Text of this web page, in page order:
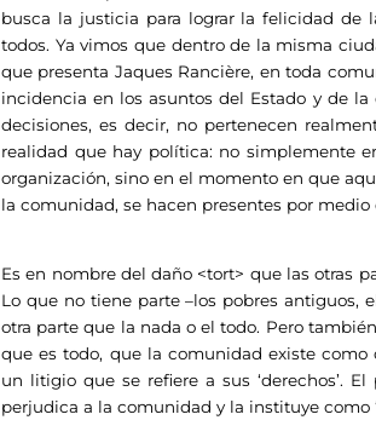
busca la justicia para lograr la felicidad de
todos. Ya vimos que dentro de la misma
que presenta Jaques Rancière, en toda
incidencia en los asuntos del Estado y de
decisiones, es decir, no pertenecen
realidad que hay política: no simplemente
organización, sino en el momento en que
la comunidad, se hacen presentes por
Es en nombre del daño <tort> que las otras
Lo que no tiene parte –los pobres antiguos,
otra parte que la nada o el todo. Pero
que es todo, que la comunidad existe
un litigio que se refiere a sus ‘derechos’.
perjudica a la comunidad y la instituye como